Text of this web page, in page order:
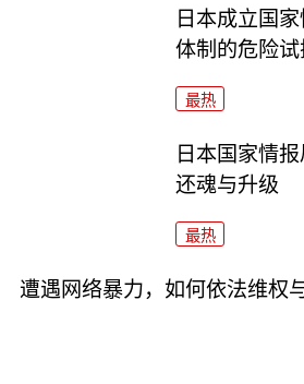
日本成立国
体制的危险试
最热
日本国家情
还魂与升级
最热
遭遇网络暴力，如何依法维权